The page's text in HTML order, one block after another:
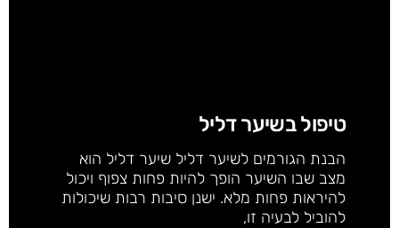
טיפול בשיער דליל
הבנת הגורמים לשיער דליל שיער דליל הוא
מצב שבו השיער הופך להיות פחות צפוף ויכול
להיראות פחות מלא. ישנן סיבות רבות שיכולות
להוביל לבעיה זו,